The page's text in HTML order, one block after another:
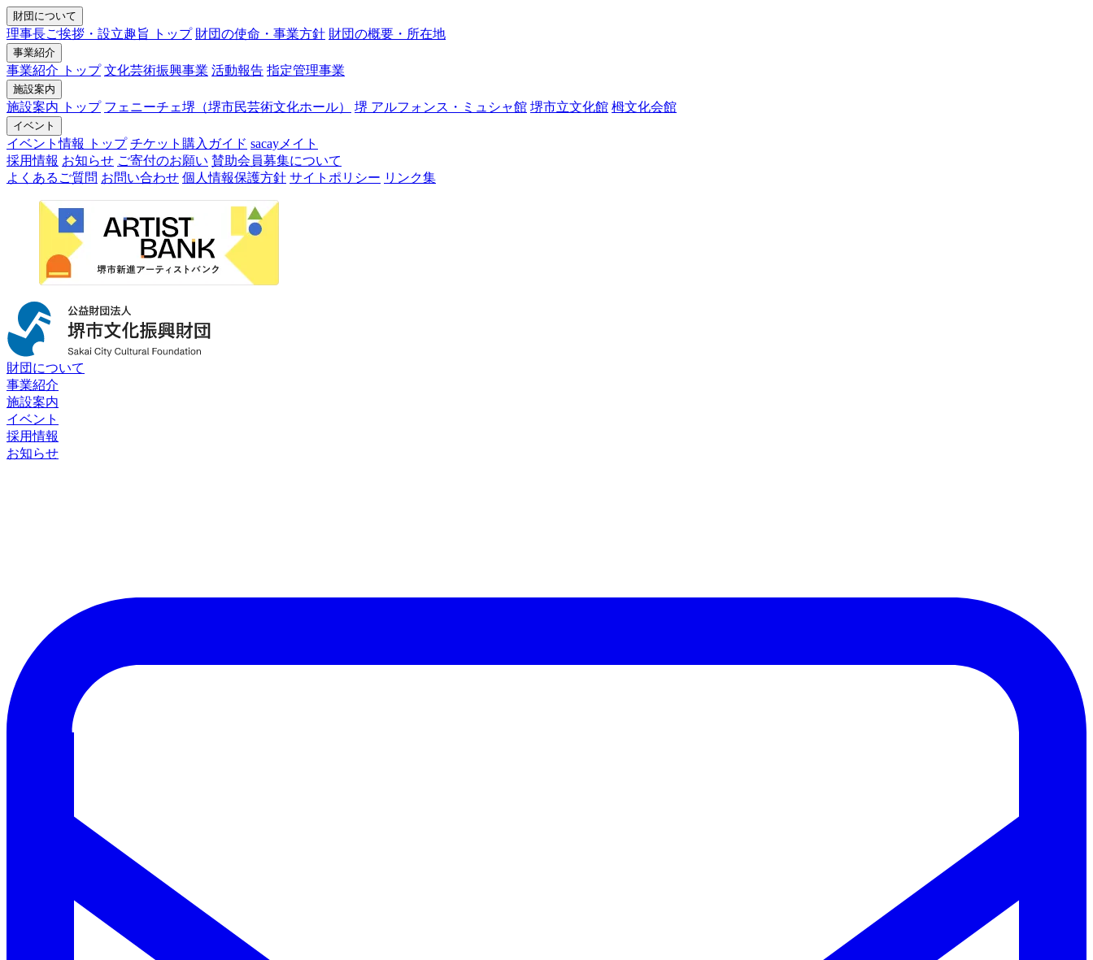
財団について
理事長ご挨拶・設立趣旨 トップ 財団の使命・事業方針 財団の概要・所在地
事業紹介
事業紹介 トップ 文化芸術振興事業 活動報告 指定管理事業
施設案内
施設案内 トップ フェニーチェ堺（堺市民芸術文化ホール） 堺 アルフォンス・ミュシャ館 堺市立文化館 栂文化会館
イベント
イベント情報 トップ チケット購入ガイド sacayメイト
採用情報 お知らせ ご寄付のお願い 賛助会員募集について
よくあるご質問 お問い合わせ 個人情報保護方針 サイトポリシー リンク集
財団について
事業紹介
施設案内
イベント
採用情報
お知らせ